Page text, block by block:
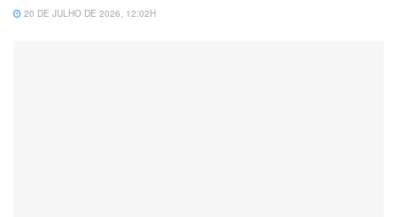
20 DE JULHO DE 2026, 12:02H